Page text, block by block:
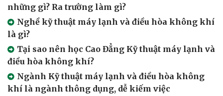
những gì? Ra trường làm gì?
Nghề kỹ thuật máy lạnh và điều hòa không khí
là gì?
Tại sao nên học Cao Đẳng Kỹ thuật máy lạnh và
điều hòa không khí?
Ngành Kỹ thuật máy lạnh và điều hòa không
khí là ngành thông dụng, dễ kiếm việc